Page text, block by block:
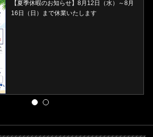
【夏季休暇のお知らせ】8月12日（水）～8月
16日（日）まで休業いたします